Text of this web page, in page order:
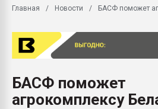
Главная Новости БАСФ поможет
БАСФ поможет
агрокомплексу